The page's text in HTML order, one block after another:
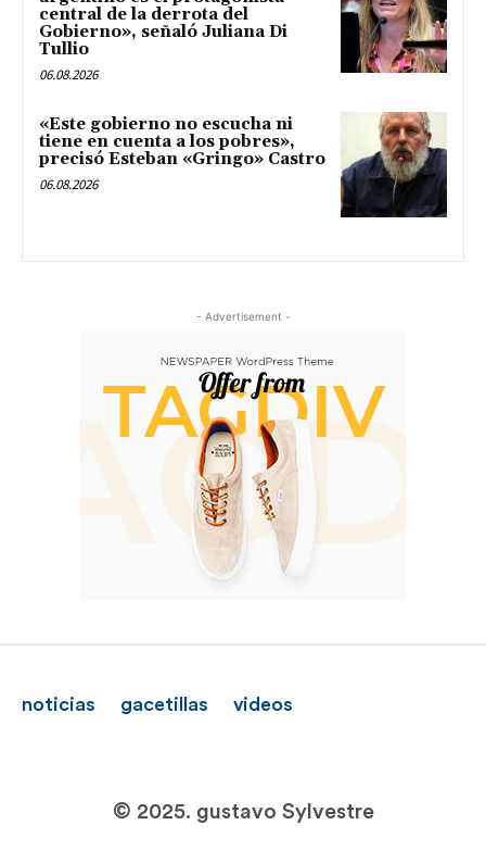
central de la derrota del
Gobierno», señaló Juliana Di
Tullio
06.08.2026
«Este gobierno no escucha ni
tiene en cuenta a los pobres»,
precisó Esteban «Gringo» Castro
06.08.2026
- Advertisement -
noticias gacetillas videos
© 2025. gustavo Sylvestre